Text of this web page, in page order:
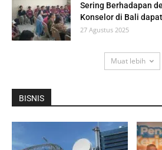
Sering Berhadapan
Konselor di Bali
27 Agustus 2025
Muat lebih
BISNIS